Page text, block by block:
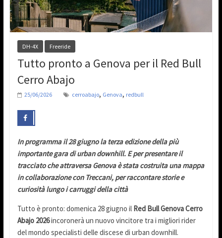
DH-4X Freeride
Tutto pronto a Genova per il Red Bull
Cerro Abajo
25/06/2026 cerroabajo, Genova, redbull
In programma il 28 giugno la terza edizione della più
importante gara di urban downhill. E per presentare il
tracciato che attraversa Genova è stata costruita una mappa
in collaborazione con Treccani, per raccontare storie e
curiosità lungo i carruggi della città
Tutto è pronto: domenica 28 giugno il Red Bull Genova Cerro
Abajo 2026incoronerà un nuovo vincitore tra i migliori rider
del mondo specialisti delle discese di urban downhill.